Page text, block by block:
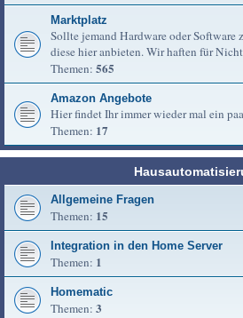
Marktplatz
Sollte jemand Hardware oder Software
diese hier anbieten. Wir haften für
Themen: 565
Amazon Angebote
Hier findet Ihr immer wieder mal ein
Themen: 17
Allgemeine Fragen
Themen: 15
Integration in den Home Server
Themen: 1
Homematic
Themen: 3